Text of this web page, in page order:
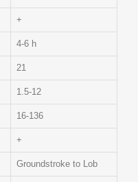
+
4-6 h
21
1.5-12
16-136
+
Groundstroke to Lob